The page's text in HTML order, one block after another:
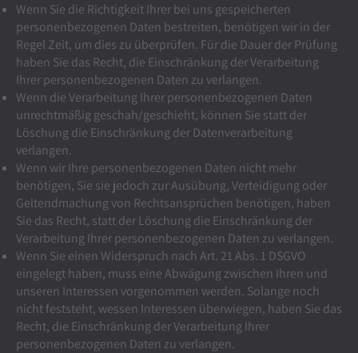
Wenn Sie die Richtigkeit Ihrer bei uns gespeicherten
personenbezogenen Daten bestreiten, benötigen wir in der
Regel Zeit, um dies zu überprüfen. Für die Dauer der Prüfung
haben Sie das Recht, die Einschränkung der Verarbeitung
Ihrer personenbezogenen Daten zu verlangen.
Wenn die Verarbeitung Ihrer personenbezogenen Daten
unrechtmäßig geschah/geschieht, können Sie statt der
Löschung die Einschränkung der Datenverarbeitung
verlangen.
Wenn wir Ihre personenbezogenen Daten nicht mehr
benötigen, Sie sie jedoch zur Ausübung, Verteidigung oder
Geltendmachung von Rechtsansprüchen benötigen, haben
Sie das Recht, statt der Löschung die Einschränkung der
Verarbeitung Ihrer personenbezogenen Daten zu verlangen.
Wenn Sie einen Widerspruch nach Art. 21 Abs. 1 DSGVO
eingelegt haben, muss eine Abwägung zwischen Ihren und
unseren Interessen vorgenommen werden. Solange noch
nicht feststeht, wessen Interessen überwiegen, haben Sie das
Recht, die Einschränkung der Verarbeitung Ihrer
personenbezogenen Daten zu verlangen.